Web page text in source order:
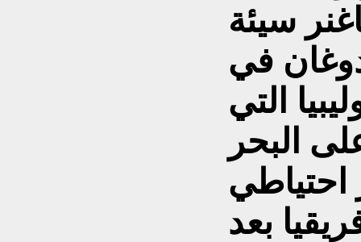
سيئة
في
التي
البحر
احتياطي
بعد